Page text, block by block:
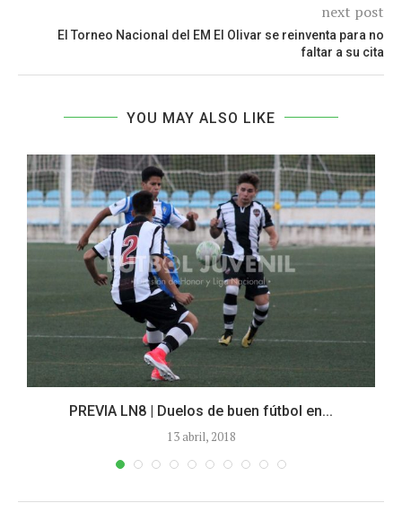
next post
El Torneo Nacional del EM El Olivar se reinventa para no
faltar a su cita
YOU MAY ALSO LIKE
PREVIA LN8 | Duelos de buen fútbol en...
13 abril, 2018